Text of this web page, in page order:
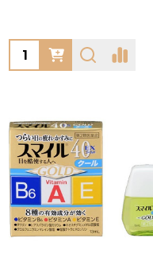
Quantity: